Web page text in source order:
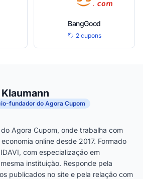
BangGood
2 cupons
fundador do Agora Cupom
Agora Cupom, onde trabalha com
online desde 2017. Formado
com especialização em
instituição. Responde pela
publicados no site e pela relação com